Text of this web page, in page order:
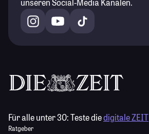
unseren Social-Media Kanälen.
Für alle unter 30:Teste diedigitale ZEIT
Ratgeber